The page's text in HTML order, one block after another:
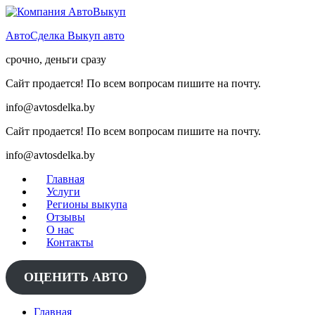
Skip
content
АвтоСделка Выкуп авто
срочно, деньги сразу
Сайт продается! По всем вопросам пишите на почту.
info@avtosdelka.by
Сайт продается! По всем вопросам пишите на почту.
info@avtosdelka.by
Главная
Услуги
Регионы выкупа
Отзывы
О нас
Контакты
ОЦЕНИТЬ АВТО
Главная